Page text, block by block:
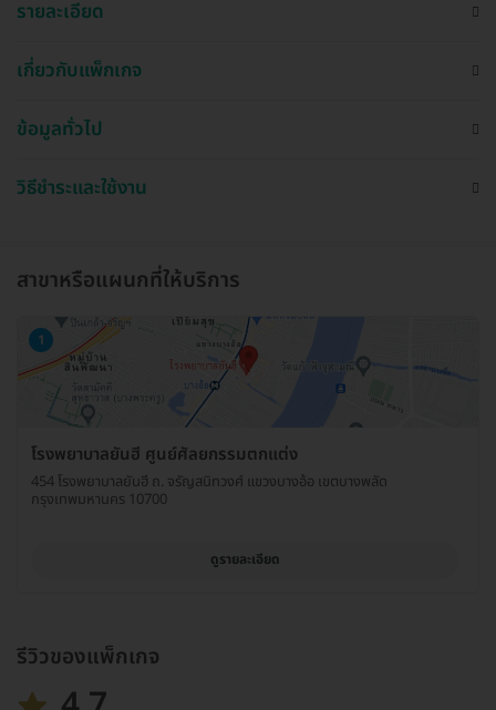
รายละเอียด
เกี่ยวกับแพ็กเกจ
ข้อมูลทั่วไป
วิธีชำระและใช้งาน
สาขาหรือแผนกที่ให้บริการ
1
โรงพยาบาลยันฮี ศูนย์ศัลยกรรมตกแต่ง
454 โรงพยาบาลยันฮี ถ. จรัญสนิทวงศ์ แขวงบางอ้อ เขตบางพลัด
กรุงเทพมหานคร 10700
ดูรายละเอียด
รีวิวของแพ็กเกจ